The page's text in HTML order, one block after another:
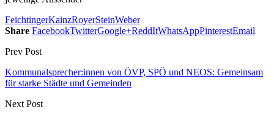
FeichtingerKainzRoyerSteinWeber
Share FacebookTwitterGoogle+ReddItWhatsAppPinterestEmail
Prev Post
Kommunalsprecher:innen von ÖVP, SPÖ und NEOS: Gemeinsam
für starke Städte und Gemeinden
Next Post